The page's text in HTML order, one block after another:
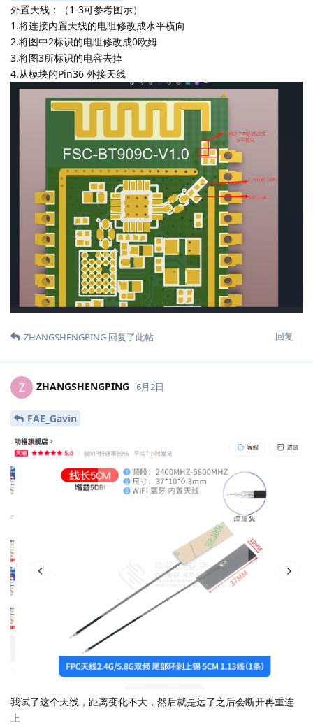
外置天线：（1-3可参考图示）
1.将连接内置天线的电阻修改成水平横向
2.将图中2标识的电阻修改成0欧姆
3.将图3所标识的电容去掉
4.从模块的Pin36 外接天线
回复
ZHANGSHENGPING 回复了此帖
Z ZHANGSHENGPING 6月2日
FAE_Gavin
我试了这个天线，距离变化不大，然后就是远了之后会断开再重连
上